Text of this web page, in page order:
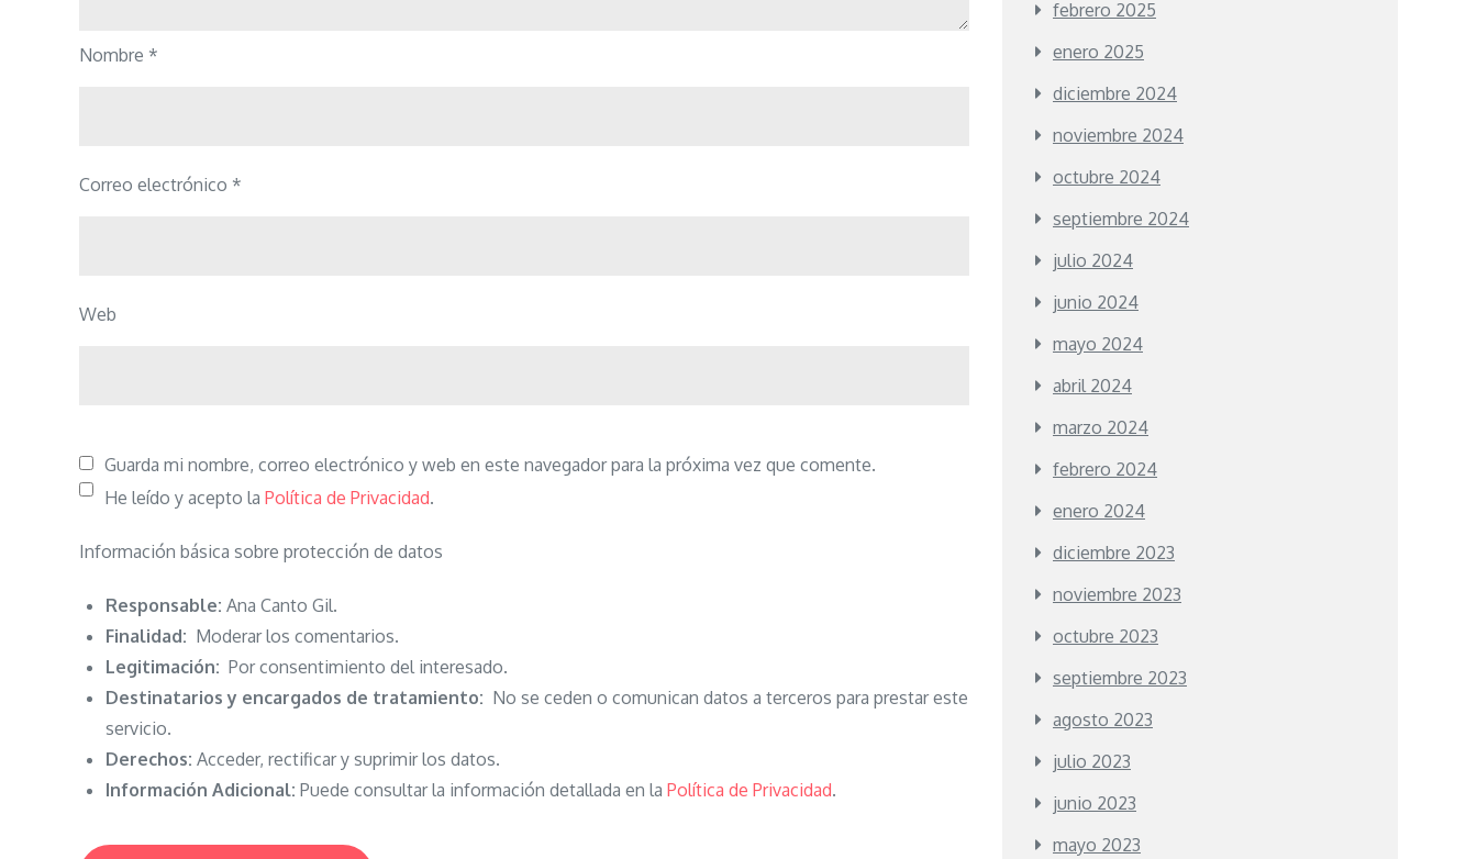
Nombre *
Correo electrónico *
Web
Guarda mi nombre, correo electrónico y web en este navegador para la próxima vez que comente.
He leído y acepto la Política de Privacidad.
Información básica sobre protección de datos
Responsable: Ana Canto Gil.
Finalidad: Moderar los comentarios.
Legitimación: Por consentimiento del interesado.
Destinatarios y encargados de tratamiento: No se ceden o comunican datos a terceros para prestar este
servicio.
Derechos: Acceder, rectificar y suprimir los datos.
Información Adicional: Puede consultar la información detallada en la Política de Privacidad.
febrero 2025
enero 2025
diciembre 2024
noviembre 2024
octubre 2024
septiembre 2024
julio 2024
junio 2024
mayo 2024
abril 2024
marzo 2024
febrero 2024
enero 2024
diciembre 2023
noviembre 2023
octubre 2023
septiembre 2023
agosto 2023
julio 2023
junio 2023
mayo 2023